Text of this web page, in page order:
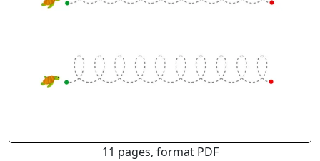
11 pages, format PDF